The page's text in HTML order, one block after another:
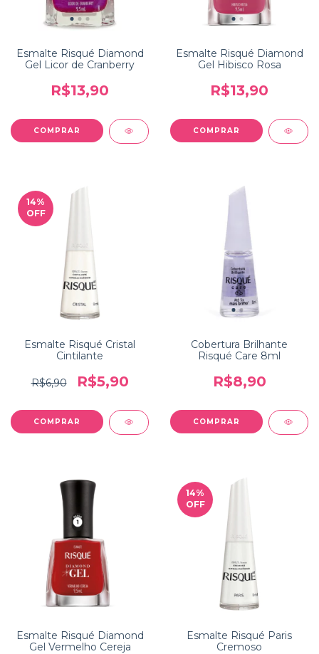
Esmalte Risqué Diamond
Gel Licor de Cranberry
R$13,90
Esmalte Risqué Diamond
Gel Hibisco Rosa
R$13,90
14%
OFF
Esmalte Risqué Cristal
Cintilante
R$6,90 R$5,90
Cobertura Brilhante
Risqué Care 8ml
R$8,90
Esmalte Risqué Diamond
Gel Vermelho Cereja
14%
OFF
Esmalte Risqué Paris
Cremoso